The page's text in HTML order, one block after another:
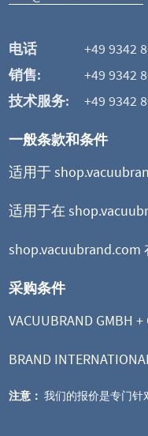
电话
+49 9342
销售:
+49 9342
技术服务:
+49 9342
一般条款和条件
适用于
适用于在
采购条件
VACUUBRAND GMBH +
BRAND
注意： 我们的报价是专门针